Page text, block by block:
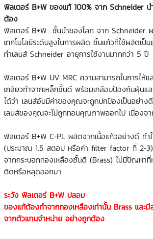
ฟิลเตอร์ B+W ของแท้ 100% จาก Schneider น
ต้อง
ฟิลเตอร์ B+W ชั้นนำของโลก จาก Schneider ผ
เทคโนโลยีระดับสูงในการผลิด ชิ้นแก้วที่ใช้ผลิตเป็
ทำเลนส์ Schneider อายุการใช้งานมากกว่า 5 ปี
ฟิลเตอร์ B+W UV MRC ความสามารถในการให้
เกลียวทำจากเหล็กชั้นดี พร้อมเคลือบป้องกันฝุ่นแ
ได้ว่า เลนส์อันมีค่าของคุณจะถูกปกป้องเป็นอย่าง
เลนส์ของคุณจะไม่ถูกทอนคุณภาพออกไป เนื่องจ
ฟิลเตอร์ B+W C-PL ผลิตจากเนื้อแก้วอย่างดี ทำ
(ประมาณ 1.5 สตอป หรือค่า filter factor ที่ 2-
จากกระบอกทองเหลืองชั้นดี (Brass) ไม่มีปัญหา
ติดหรือหลุดออกมา
ระวัง ฟิลเตอร์ B+W ปลอม
ของแท้ต้องทำจากทองเหลืองเท่านั้น Brass และมี
จากตัวแทนจำหน่าย อย่างถูกต้อง